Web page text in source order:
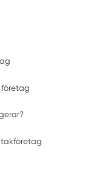
företag
takföretag